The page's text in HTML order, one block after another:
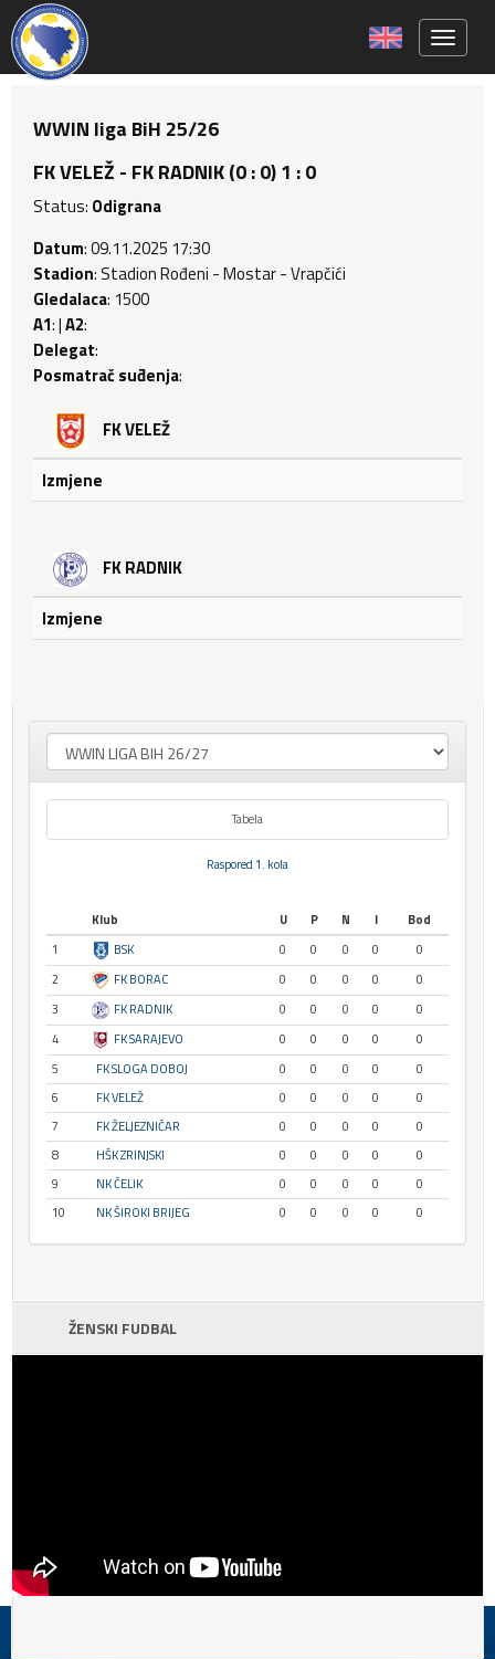
WWIN liga BiH 25/26
FK VELEŽ - FK RADNIK (0 : 0) 1 : 0
Status: Odigrana
Datum: 09.11.2025 17:30
Stadion: Stadion Rođeni - Mostar - Vrapčići
Gledalaca: 1500
A1: |A2:
Delegat:
Posmatrač suđenja:
FK VELEŽ
Izmjene
FK RADNIK
Izmjene
Tabela
Raspored 1. kola
Klub U P N I
Bod
1
BSK 0 0 0 0
0
2
FK BORAC 0 0 0 0
0
3
FK RADNIK 0 0 0 0
0
4
FK SARAJEVO 0 0 0 0
0
5
FK SLOGA DOBOJ 0 0 0 0
0
6
FK VELEŽ 0 0 0 0
0
7
FK ŽELJEZNIČAR 0 0 0 0
0
8
HŠK ZRINJSKI 0 0 0 0
0
9
NK ČELIK 0 0 0 0
0
10
NK ŠIROKI BRIJEG 0 0 0 0 0
ŽENSKI FUDBAL